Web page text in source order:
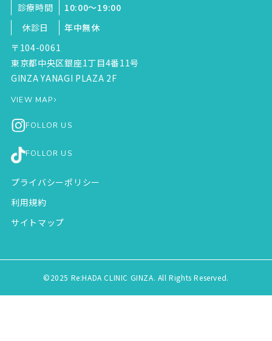
診療時間
10:00～19:00
休診日
年中無休
〒104-0061
東京都中央区銀座1丁目4番11号
GINZA YANAGI PLAZA 2F
VIEW MAP
FOLLOR US
FOLLOR US
プライバシーポリシー
利用規約
サイトマップ
©2025 Re:HADA CLINIC GINZA. All Rights Reserved.